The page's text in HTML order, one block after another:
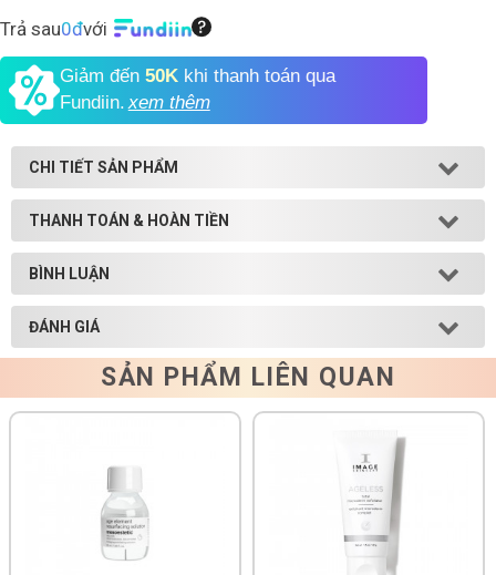
Trả sau0đvới
Giảm đến 50K khi thanh toán qua
Fundiin.xem thêm
CHI TIẾT SẢN PHẨM
THANH TOÁN & HOÀN TIỀN
BÌNH LUẬN
ĐÁNH GIÁ
SẢN PHẨM LIÊN QUAN